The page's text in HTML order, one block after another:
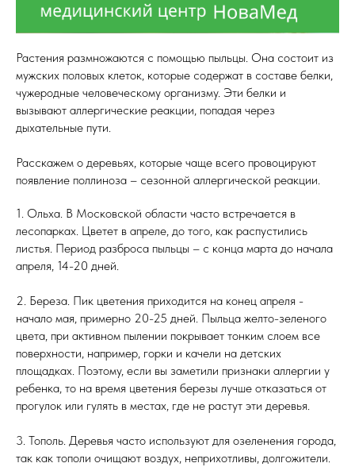
Растения размножаются с помощью пыльцы. Она состоит из
мужских половых клеток, которые содержат в составе белки,
чужеродные человеческому организму. Эти белки и
вызывают аллергические реакции, попадая через
дыхательные пути.
Расскажем о деревьях, которые чаще всего провоцируют
появление поллиноза – сезонной аллергической реакции.
1. Ольха. В Московской области часто встречается в
лесопарках. Цветет в апреле, до того, как распустились
листья. Период разброса пыльцы – с конца марта до начала
апреля, 14-20 дней.
2. Береза. Пик цветения приходится на конец апреля -
начало мая, примерно 20-25 дней. Пыльца желто-зеленого
цвета, при активном пылении покрывает тонким слоем все
поверхности, например, горки и качели на детских
площадках. Поэтому, если вы заметили признаки аллергии у
ребенка, то на время цветения березы лучше отказаться от
прогулок или гулять в местах, где не растут эти деревья.
3. Тополь. Деревья часто используют для озеленения города,
так как тополи очищают воздух, неприхотливы, долгожители.